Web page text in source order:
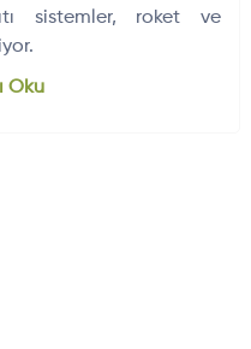
sistemler, roket ve
Oku